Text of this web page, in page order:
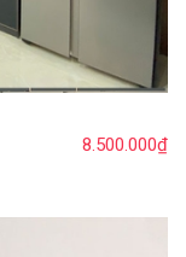
8.500.000₫